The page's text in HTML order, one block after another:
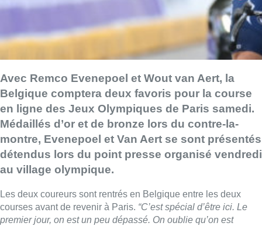
Avec Remco Evenepoel et Wout van Aert, la
Belgique comptera deux favoris pour la course
en ligne des Jeux Olympiques de Paris samedi.
Médaillés d’or et de bronze lors du contre-la-
montre, Evenepoel et Van Aert se sont présentés
détendus lors du point presse organisé vendredi
au village olympique.
Les deux coureurs sont rentrés en Belgique entre les deux
courses avant de revenir à Paris. “C’est spécial d’être ici. Le
premier jour, on est un peu dépassé. On oublie qu’on est